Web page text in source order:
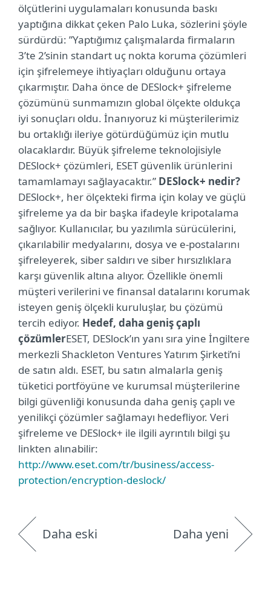
ölçütlerini uygulamaları konusunda baskı
yaptığına dikkat çeken Palo Luka, sözlerini şöyle
sürdürdü: ”Yaptığımız çalışmalarda firmaların
3’te 2’sinin standart uç nokta koruma çözümleri
için şifrelemeye ihtiyaçları olduğunu ortaya
çıkarmıştır. Daha önce de DESlock+ şifreleme
çözümünü sunmamızın global ölçekte oldukça
iyi sonuçları oldu. İnanıyoruz ki müşterilerimiz
bu ortaklığı ileriye götürdüğümüz için mutlu
olacaklardır. Büyük şifreleme teknolojisiyle
DESlock+ çözümleri, ESET güvenlik ürünlerini
tamamlamayı sağlayacaktır.” DESlock+ nedir?
DESlock+, her ölçekteki firma için kolay ve güçlü
şifreleme ya da bir başka ifadeyle kripotalama
sağlıyor. Kullanıcılar, bu yazılımla sürücülerini,
çıkarılabilir medyalarını, dosya ve e-postalarını
şifreleyerek, siber saldırı ve siber hırsızlıklara
karşı güvenlik altına alıyor. Özellikle önemli
müşteri verilerini ve finansal datalarını korumak
isteyen geniş ölçekli kuruluşlar, bu çözümü
tercih ediyor. Hedef, daha geniş çaplı
çözümlerESET, DESlock’ın yanı sıra yine İngiltere
merkezli Shackleton Ventures Yatırım Şirketi’ni
de satın aldı. ESET, bu satın almalarla geniş
tüketici portföyüne ve kurumsal müşterilerine
bilgi güvenliği konusunda daha geniş çaplı ve
yenilikçi çözümler sağlamayı hedefliyor. Veri
şifreleme ve DESlock+ ile ilgili ayrıntılı bilgi şu
linkten alınabilir:
http://www.eset.com/tr/business/access-
protection/encryption-deslock/
Daha eski Daha yeni